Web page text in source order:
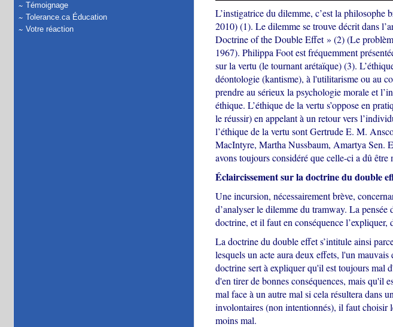
Témoignage
Tolerance.ca Éducation
Votre réaction
L’instigatrice du dilemme, c’est la
2010) (1). Le dilemme se trouve décrit dans
Doctrine of the Double Effet » (2) (Le
1967). Philippa Foot est fréquemment
sur la vertu (le tournant arétaïque) (3).
déontologie (kantisme), à l'utilitarisme ou au
prendre au sérieux la psychologie morale et
éthique. L’éthique de la vertu s’oppose en
le réussir) en appelant à un retour vers
l’éthique de la vertu sont Gertrude E. M.
MacIntyre, Martha Nussbaum, Amartya Sen.
avons toujours considéré que celle-ci a dû
Éclaircissement sur la doctrine du double
Une incursion, nécessairement brève,
d’analyser le dilemme du tramway. La
doctrine, et il faut en conséquence l’expliquer,
La doctrine du double effet s’intitule ainsi
lesquels un acte aura deux effets, l'un
doctrine sert à expliquer qu'il est toujours mal
d'en tirer de bonnes conséquences, mais qu'il
mal face à un autre mal si cela résultera dans
involontaires (non intentionnés), il faut choisir
moins mal.